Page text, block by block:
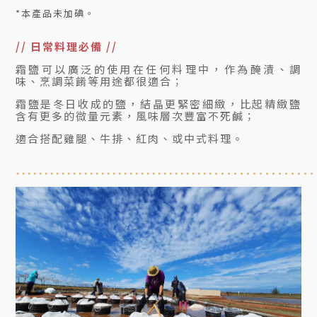
*本產品未加碘。
// 日常料理必備 //
霜鹽可以廣泛的使用在任何料理中，作為醃漬、調
味、烹調菜餚等用途都很適合；
霜鹽是冬日收成的鹽，結晶更緊密細緻，比起精緻鹽
含有更多的微量元素，風味層次豐富不死鹹；
適合搭配雞腿、牛排、紅肉、或中式料理。
................................................